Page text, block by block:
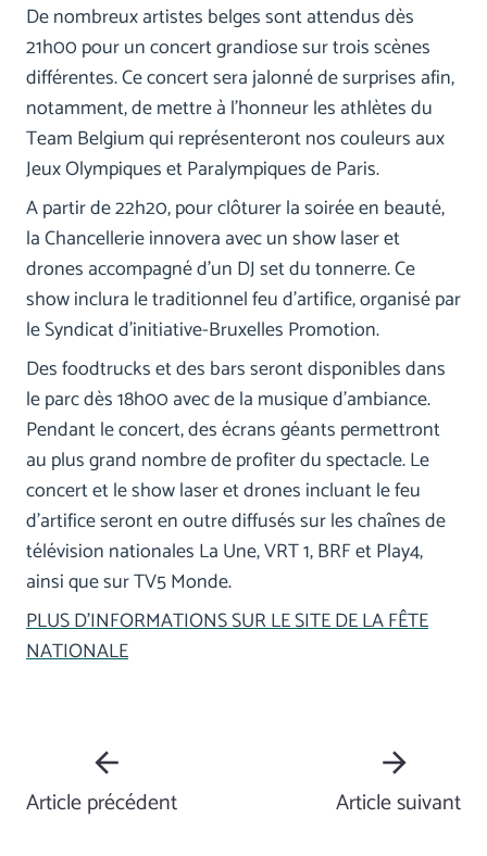
De nombreux artistes belges sont attendus dès
21h00 pour un concert grandiose sur trois scènes
différentes. Ce concert sera jalonné de surprises afin,
notamment, de mettre à l’honneur les athlètes du
Team Belgium qui représenteront nos couleurs aux
Jeux Olympiques et Paralympiques de Paris.
A partir de 22h20, pour clôturer la soirée en beauté,
la Chancellerie innovera avec un show laser et
drones accompagné d’un DJ set du tonnerre. Ce
show inclura le traditionnel feu d’artifice, organisé par
le Syndicat d’initiative-Bruxelles Promotion.
Des foodtrucks et des bars seront disponibles dans
le parc dès 18h00 avec de la musique d’ambiance.
Pendant le concert, des écrans géants permettront
au plus grand nombre de profiter du spectacle. Le
concert et le show laser et drones incluant le feu
d’artifice seront en outre diffusés sur les chaînes de
télévision nationales La Une, VRT 1, BRF et Play4,
ainsi que sur TV5 Monde.
PLUS D’INFORMATIONS SUR LE SITE DE LA FÊTE
NATIONALE
Article précédent Article suivant